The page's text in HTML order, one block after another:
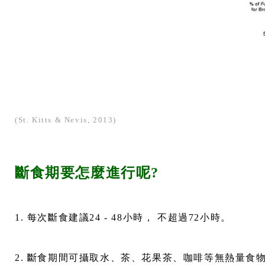
(St. Kitts & Nevis, 2013)
斷食期要怎麼進行呢?
1. 每次斷食建議24 - 48小時， 不超過72小時。
2. 斷食期間可攝取水、茶、花果茶、咖啡等無熱量食